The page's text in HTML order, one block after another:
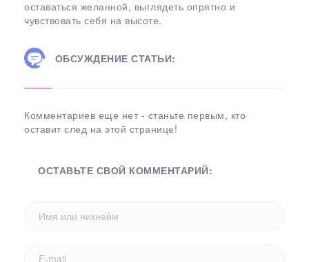
оставаться желанной, выглядеть опрятно и
чувствовать себя на высоте.
ОБСУЖДЕНИЕ СТАТЬИ:
Комментариев еще нет - станьте первым, кто
оставит след на этой странице!
ОСТАВЬТЕ СВОЙ КОММЕНТАРИЙ: